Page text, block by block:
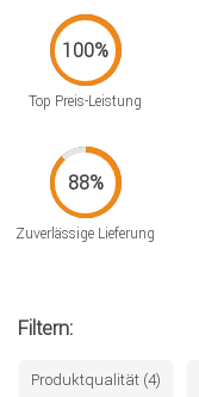
Top Preis-Leistung
Zuverlässige Lieferung
Filtern:
Produktqualität (4)